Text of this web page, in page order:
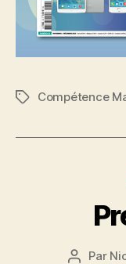
Étiquettes
Compétence
Auteur
Par